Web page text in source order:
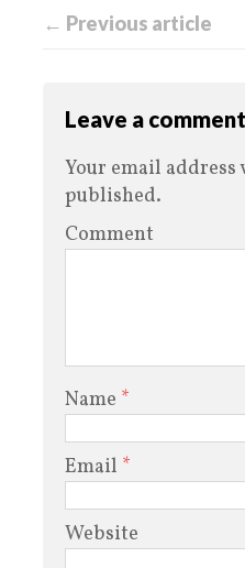
← Previous article
Leave a comment
Your email
published.
Comment
Name *
Email *
Website